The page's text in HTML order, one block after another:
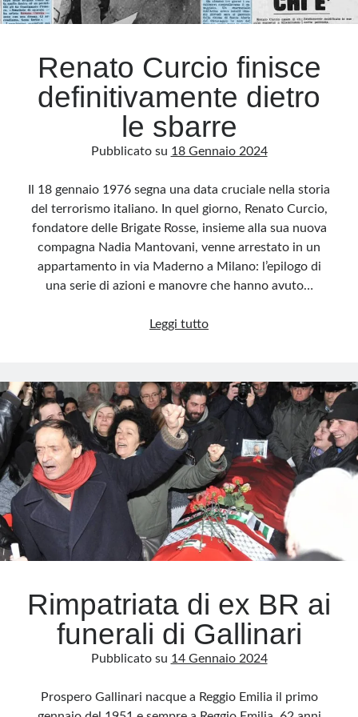
Archivio
Archivi
Questo blog non rappresenta una testata giornalistica, in quanto viene aggiornato
sensi della legge n· 62 del 7.03.2001. L’autore non è responsabile di quanto
pubblicato dai lettori nei commenti ai vari post. Saranno comunque cancellati quelli
ritenuti offensivi o lesivi dell’immagine o dell’onorabilità di terzi, di genere spam,
razzisti o che contengano dati personali non conformi al rispetto delle norme sulla
privacy. Alcune immagini inserite in questo blog sono tratte da Internet e, pertanto,
immediatamente rimosse. L’autore del blog non è responsabile dei siti collegati
Meta
Accedi
Feed dei contenuti
Feed dei commenti
WordPress.org
Renato Curcio finisce
definitivamente dietro
le sbarre
Pubblicato su 18 Gennaio 2024
Il 18 gennaio 1976 segna una data cruciale nella storia
del terrorismo italiano. In quel giorno, Renato Curcio,
fondatore delle Brigate Rosse, insieme alla sua nuova
compagna Nadia Mantovani, venne arrestato in un
appartamento in via Maderno a Milano: l’epilogo di
una serie di azioni e manovre che hanno avuto…
Leggi tuttoRenato
definitivamente
dietro
le
sbarre
Rimpatriata di ex BR ai
funerali di Gallinari
Pubblicato su 14 Gennaio 2024
Prospero Gallinari nacque a Reggio Emilia il primo